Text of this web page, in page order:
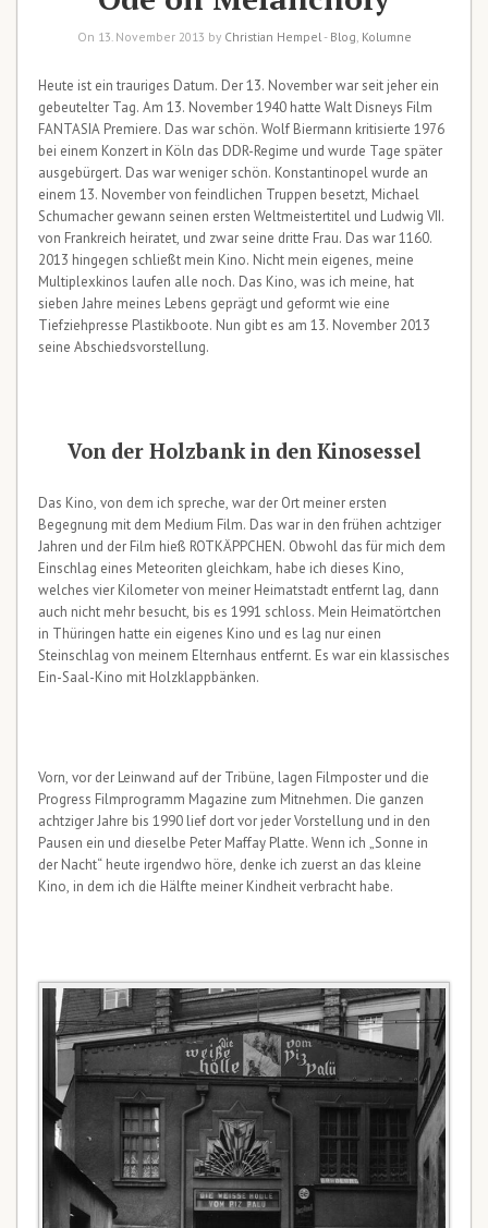
On 13. November 2013 by Christian Hempel - Blog Kolumne
Heute ist ein trauriges Datum. Der 13. November war seit jeher ein
gebeutelter Tag. Am 13. November 1940 hatte Walt Disneys Film
FANTASIA Premiere. Das war schön. Wolf Biermann kritisierte 1976
bei einem Konzert in Köln das DDR-Regime und wurde Tage später
ausgebürgert. Das war weniger schön. Konstantinopel wurde an
einem 13. November von feindlichen Truppen besetzt, Michael
Schumacher gewann seinen ersten Weltmeistertitel und Ludwig VII.
von Frankreich heiratet, und zwar seine dritte Frau. Das war 1160.
2013 hingegen schließt mein Kino. Nicht mein eigenes, meine
Multiplexkinos laufen alle noch. Das Kino, was ich meine, hat
sieben Jahre meines Lebens geprägt und geformt wie eine
Tiefziehpresse Plastikboote. Nun gibt es am 13. November 2013
seine Abschiedsvorstellung.
Von der Holzbank in den Kinosessel
Das Kino, von dem ich spreche, war der Ort meiner ersten
Begegnung mit dem Medium Film. Das war in den frühen achtziger
Jahren und der Film hieß ROTKÄPPCHEN. Obwohl das für mich dem
Einschlag eines Meteoriten gleichkam, habe ich dieses Kino,
welches vier Kilometer von meiner Heimatstadt entfernt lag, dann
auch nicht mehr besucht, bis es 1991 schloss. Mein Heimatörtchen
in Thüringen hatte ein eigenes Kino und es lag nur einen
Steinschlag von meinem Elternhaus entfernt. Es war ein klassisches
Ein-Saal-Kino mit Holzklappbänken.
Vorn, vor der Leinwand auf der Tribüne, lagen Filmposter und die
Progress Filmprogramm Magazine zum Mitnehmen. Die ganzen
achtziger Jahre bis 1990 lief dort vor jeder Vorstellung und in den
Pausen ein und dieselbe Peter Maffay Platte. Wenn ich „Sonne in
der Nacht“ heute irgendwo höre, denke ich zuerst an das kleine
Kino, in dem ich die Hälfte meiner Kindheit verbracht habe.